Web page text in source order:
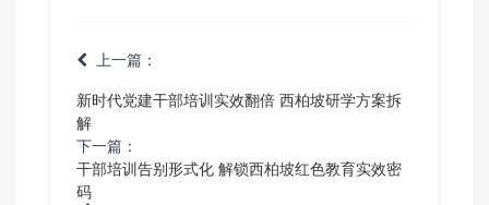
上一篇：
新时代党建干部培训实效翻倍 西柏坡研学方案拆
解
下一篇：
干部培训告别形式化 解锁西柏坡红色教育实效密
码